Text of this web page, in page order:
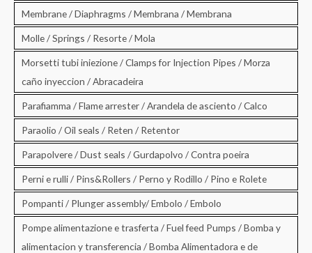
Membrane / Diaphragms / Membrana / Membrana
Molle / Springs / Resorte / Mola
Morsetti tubi iniezione / Clamps for Injection Pipes / Morza
caño inyeccion / Abracadeira
Parafiamma / Flame arrester / Arandela de asciento / Calco
Paraolio / Oil seals / Reten / Retentor
Parapolvere / Dust seals / Gurdapolvo / Contra poeira
Perni e rulli / Pins&Rollers / Perno y Rodillo / Pino e Rolete
Pompanti / Plunger assembly/ Embolo / Embolo
Pompe alimentazione e trasferta / Fuel feed Pumps / Bomba y
alimentacion y transferencia / Bomba Alimentadora e de